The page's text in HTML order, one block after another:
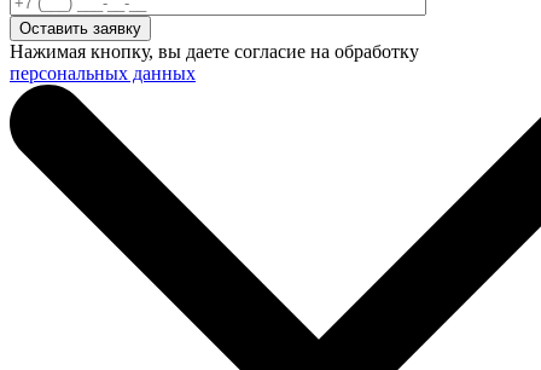
Нажимая кнопку, вы даете согласие на обработку
персональных данных